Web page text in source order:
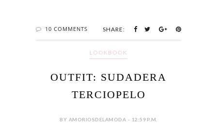
10 COMMENTS SHARE:
LOOKBOOK
OUTFIT: SUDADERA
TERCIOPELO
BY AMORIOSDELAMODA - 12:59 P.M.